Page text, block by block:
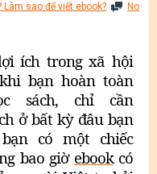
Làm sao để viết ebook?
No
ích trong xã hội
bạn hoàn toàn
sách, chỉ cần
ở bất kỳ đâu bạn
có một chiếc
bao giờ ebookcó